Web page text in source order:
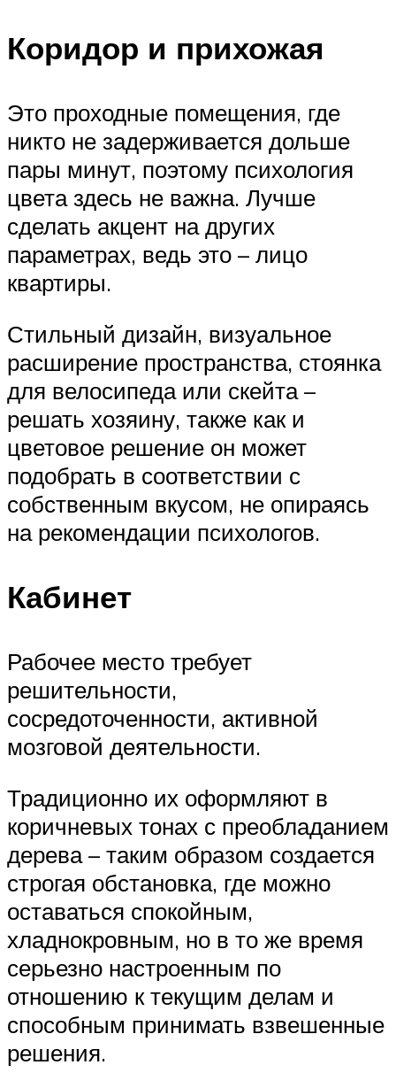
Коридор и прихожая
Это проходные помещения, где
никто не задерживается дольше
пары минут, поэтому психология
цвета здесь не важна. Лучше
сделать акцент на других
параметрах, ведь это – лицо
квартиры.
Стильный дизайн, визуальное
расширение пространства, стоянка
для велосипеда или скейта –
решать хозяину, также как и
цветовое решение он может
подобрать в соответствии с
собственным вкусом, не опираясь
на рекомендации психологов.
Кабинет
Рабочее место требует
решительности,
сосредоточенности, активной
мозговой деятельности.
Традиционно их оформляют в
коричневых тонах с преобладанием
дерева – таким образом создается
строгая обстановка, где можно
оставаться спокойным,
хладнокровным, но в то же время
серьезно настроенным по
отношению к текущим делам и
способным принимать взвешенные
решения.